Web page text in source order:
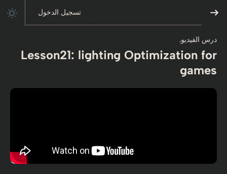
تسجيل الدخول
درس الفيديو.
Lesson21: lighting Optimization for
games